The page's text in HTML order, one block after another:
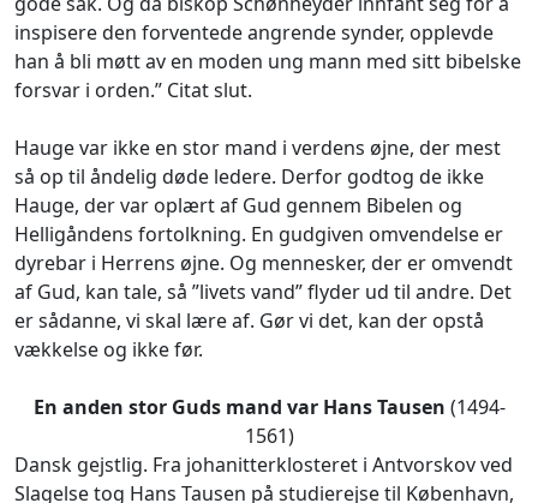
inspisere den forventede angrende synder, opplevde
han å bli møtt av en moden ung mann med sitt bibelske
forsvar i orden.” Citat slut.
Hauge var ikke en stor mand i verdens øjne, der mest
så op til åndelig døde ledere. Derfor godtog de ikke
Hauge, der var oplært af Gud gennem Bibelen og
Helligåndens fortolkning. En gudgiven omvendelse er
dyrebar i Herrens øjne. Og mennesker, der er omvendt
af Gud, kan tale, så ”livets vand” flyder ud til andre. Det
er sådanne, vi skal lære af. Gør vi det, kan der opstå
vækkelse og ikke før.
En anden stor Guds mand var Hans Tausen (1494-
1561)
Dansk gejstlig. Fra johanitterklosteret i Antvorskov ved
Slagelse tog Hans Tausen på studierejse til København,